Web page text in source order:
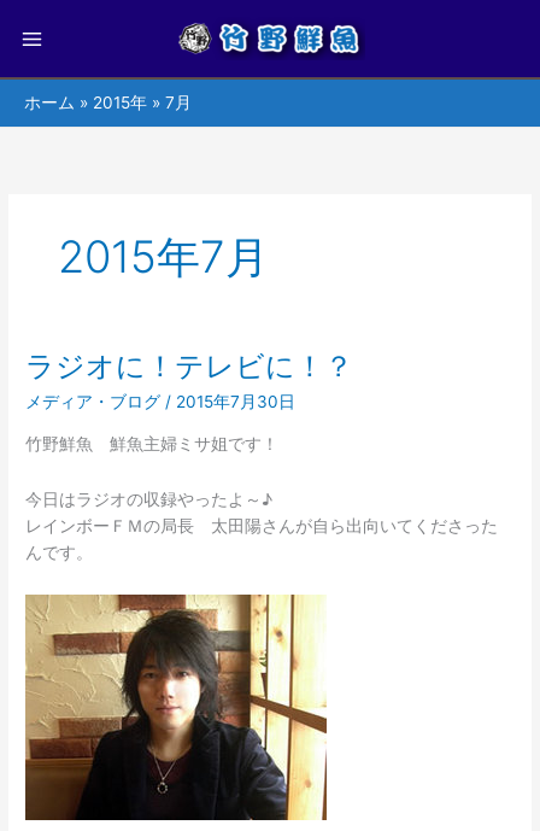
ホーム 2015年 7月
2015年7月
ラジオに！テレビに！？
メディア・ブログ / 2015年7月30日
竹野鮮魚 鮮魚主婦ミサ姐です！
今日はラジオの収録やったよ～♪
レインボーＦＭの局長 太田陽さんが自ら出向いてくださった
んです。
ラ
オ
に！
レ
ビ
に！？